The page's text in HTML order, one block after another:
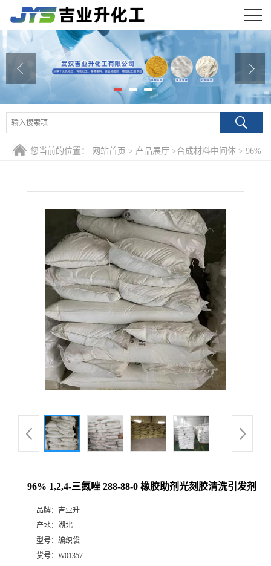
公司首页
公司介绍
产品展厅
证书荣誉
在线留言
您当前的位置： 网站首页 > 产品展厅 >合成材料中间体 > 96%
96% 1,2,4-三氮唑 288-88-0 橡胶助剂光刻胶清洗引发剂
品牌： 吉业升
产地： 湖北
型号： 编织袋
货号： W01357